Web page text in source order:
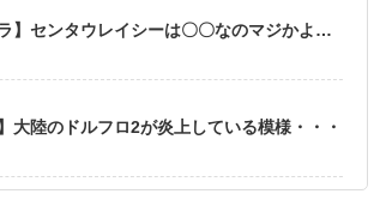
ラ】センタウレイシーは〇〇なのマジかよ…
】大陸のドルフロ2が炎上している模様・・・